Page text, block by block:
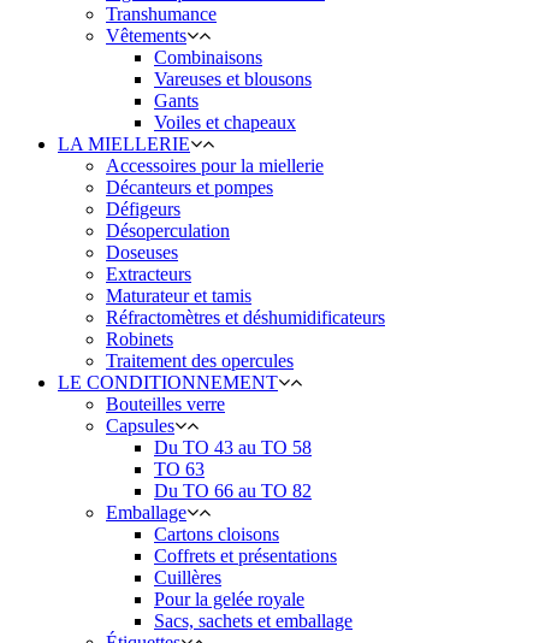
Transhumance
Vêtements
Combinaisons
Vareuses et blousons
Gants
Voiles et chapeaux
LA MIELLERIE
Accessoires pour la miellerie
Décanteurs et pompes
Défigeurs
Désoperculation
Doseuses
Extracteurs
Maturateur et tamis
Réfractomètres et déshumidificateurs
Robinets
Traitement des opercules
LE CONDITIONNEMENT
Bouteilles verre
Capsules
Du TO 43 au TO 58
TO 63
Du TO 66 au TO 82
Emballage
Cartons cloisons
Coffrets et présentations
Cuillères
Pour la gelée royale
Sacs, sachets et emballage